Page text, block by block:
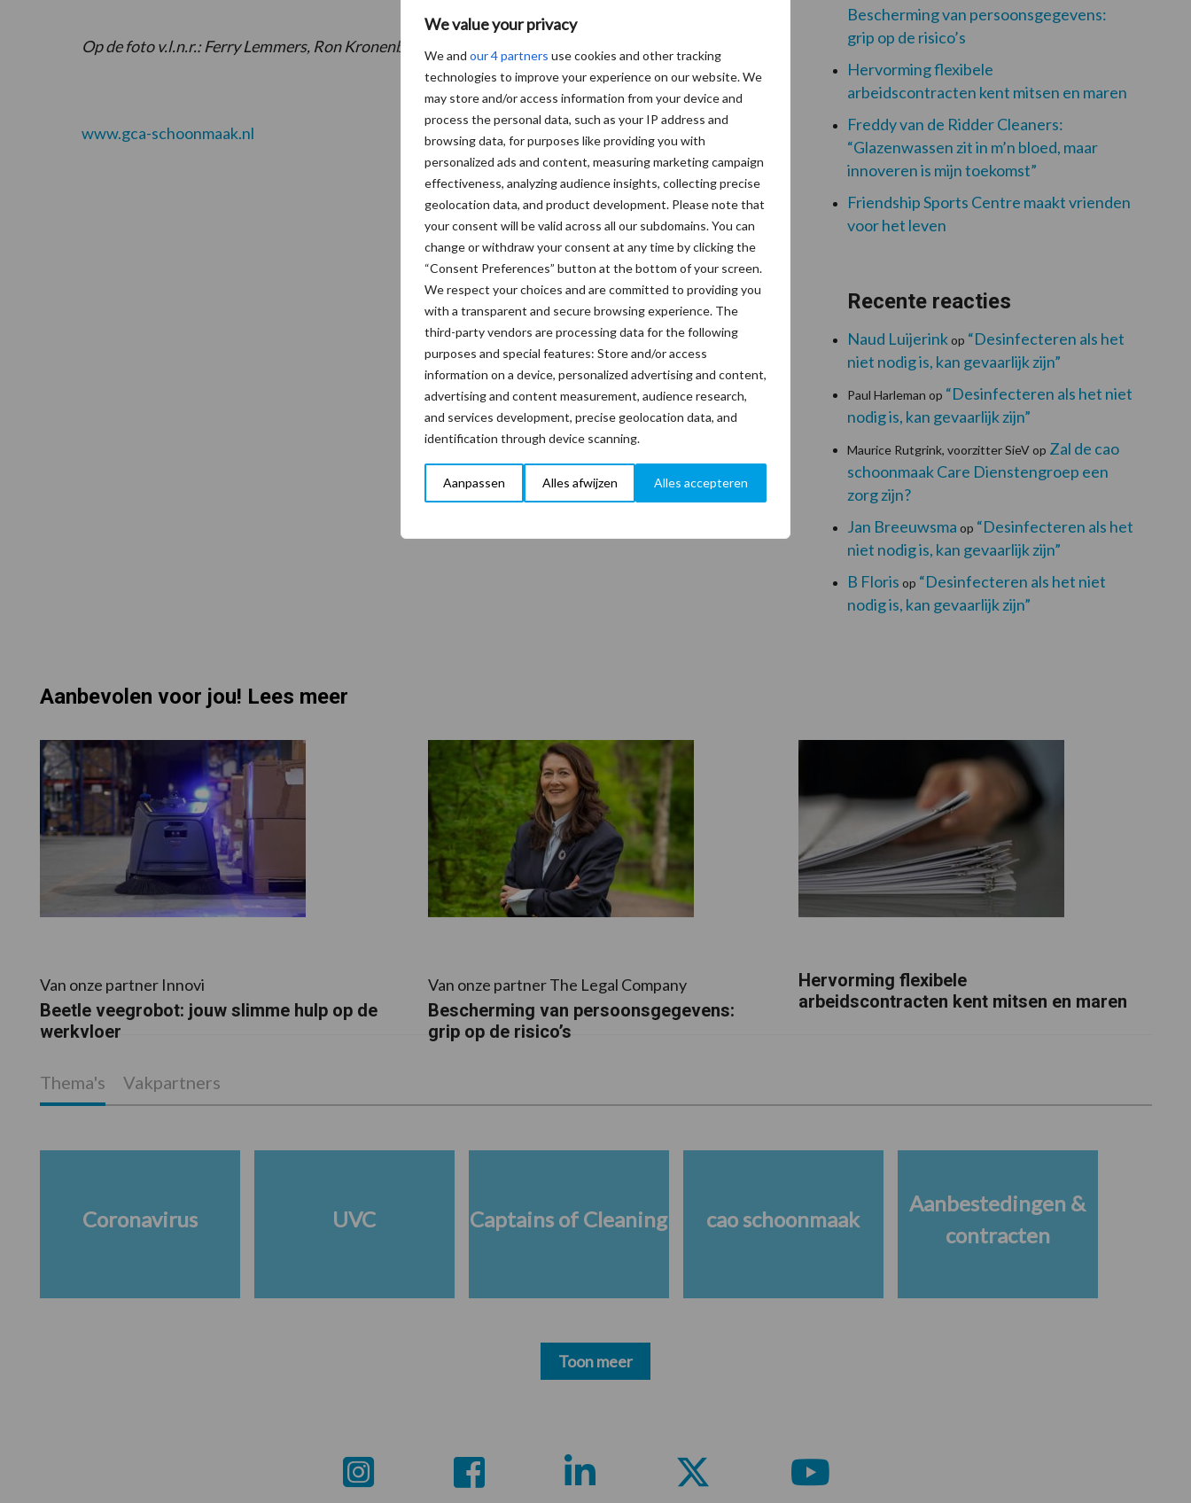
We value your privacy
We and our 4 partners use cookies and other tracking
technologies to improve your experience on our website. We
may store and/or access information from your device and
process the personal data, such as your IP address and
browsing data, for purposes like providing you with
personalized ads and content, measuring marketing campaign
effectiveness, analyzing audience insights, collecting precise
geolocation data, and product development. Please note that
your consent will be valid across all our subdomains. You can
change or withdraw your consent at any time by clicking the
“Consent Preferences” button at the bottom of your screen.
We respect your choices and are committed to providing you
with a transparent and secure browsing experience. The
third-party vendors are processing data for the following
purposes and special features: Store and/or access
information on a device, personalized advertising and content,
advertising and content measurement, audience research,
and services development, precise geolocation data, and
identification through device scanning.
Aanpassen Alles afwijzen Alles accepteren
Op de foto v.l.n.r.: Ferry Lemmers, Ron Kronenburg, Kaasandra Dommisse en Michael Kronenburg.
www.gca-schoonmaak.nl
Bescherming van persoonsgegevens:
grip op de risico’s
Hervorming flexibele
arbeidscontracten kent mitsen en maren
Freddy van de Ridder Cleaners:
“Glazenwassen zit in m’n bloed, maar
innoveren is mijn toekomst”
Friendship Sports Centre maakt vrienden
voor het leven
Recente reacties
Naud Luijerinkop “Desinfecteren als het
niet nodig is, kan gevaarlijk zijn”
Paul Harleman op “Desinfecteren als het niet
nodig is, kan gevaarlijk zijn”
Maurice Rutgrink, voorzitter SieVop Zal de cao
schoonmaak Care Dienstengroep een
zorg zijn?
Jan Breeuwsma op “Desinfecteren als het
niet nodig is, kan gevaarlijk zijn”
B Floris op “Desinfecteren als het niet
nodig is, kan gevaarlijk zijn”
Aanbevolen voor jou! Lees meer
Van onze partner Innovi
Beetle veegrobot: jouw slimme hulp op de
werkvloer
Van onze partner The Legal Company
Bescherming van persoonsgegevens:
grip op de risico’s
Hervorming flexibele
arbeidscontracten kent mitsen en maren
Thema's Vakpartners
Coronavirus UVC Captains of Cleaning cao schoonmaak
Aanbestedingen &
contracten
Toon meer